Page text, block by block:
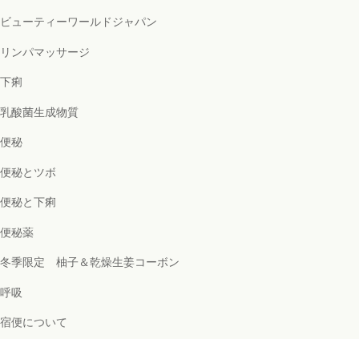
ビューティーワールドジャパン
リンパマッサージ
下痢
乳酸菌生成物質
便秘
便秘とツボ
便秘と下痢
便秘薬
冬季限定 柚子＆乾燥生姜コーボン
呼吸
宿便について